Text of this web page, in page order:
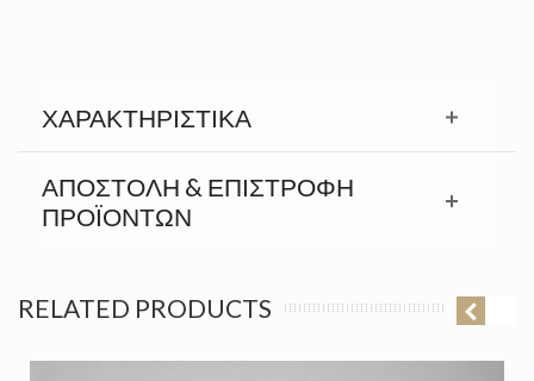
ΧΑΡΑΚΤΗΡΙΣΤΙΚΆ
ΑΠΟΣΤΟΛΉ & ΕΠΙΣΤΡΟΦΉ
ΠΡΟΪΟΝΤΩΝ
RELATED PRODUCTS